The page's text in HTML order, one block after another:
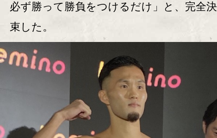
必ず勝って勝負をつけるだけ」と、完全
束した。